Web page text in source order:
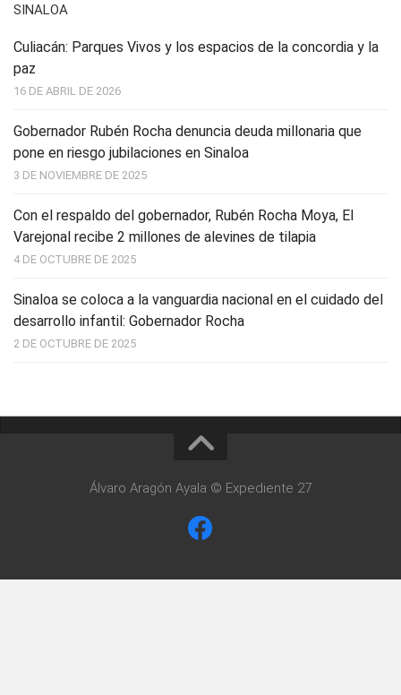
SINALOA
Culiacán: Parques Vivos y los espacios de la concordia y la
paz
16 DE ABRIL DE 2026
Gobernador Rubén Rocha denuncia deuda millonaria que
pone en riesgo jubilaciones en Sinaloa
3 DE NOVIEMBRE DE 2025
Con el respaldo del gobernador, Rubén Rocha Moya, El
Varejonal recibe 2 millones de alevines de tilapia
4 DE OCTUBRE DE 2025
Sinaloa se coloca a la vanguardia nacional en el cuidado del
desarrollo infantil: Gobernador Rocha
2 DE OCTUBRE DE 2025
Álvaro Aragón Ayala © Expediente 27